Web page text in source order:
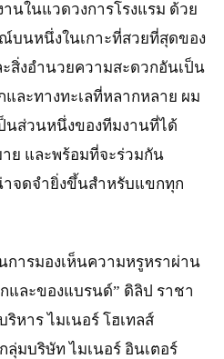
นในแวดวงการโรงแรม ด้วย
บนหนึ่งในเกาะที่สวยที่สุดของ
สิ่งอำนวยความสะดวกอันเป็น
และทางทะเลที่หลากหลาย ผม
นส่วนหนึ่งของทีมงานที่ได้
ย และพร้อมที่จะร่วมกัน
าจดจำยิ่งขึ้นสำหรับแขกทุก
การมองเห็นความหรูหราผ่าน
และของแบรนด์” ดิลิป ราชา
หาร ไมเนอร์ โฮเทลส์
มบริษัท ไมเนอร์ อินเตอร์